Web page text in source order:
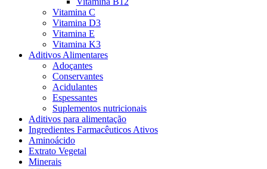
Vitamina C
Vitamina D3
Vitamina E
Vitamina K3
Aditivos Alimentares
Adoçantes
Conservantes
Acidulantes
Espessantes
Suplementos nutricionais
Aditivos para alimentação
Ingredientes Farmacêuticos Ativos
Aminoácido
Extrato Vegetal
Minerais